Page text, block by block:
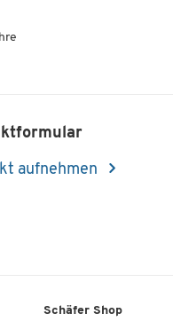
aufnehmen
Schäfer Shop